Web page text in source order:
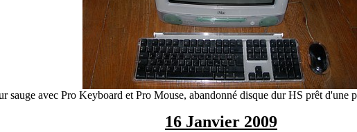
sauge avec Pro Keyboard et Pro Mouse, abandonné disque dur HS prêt
16 Janvier 2009